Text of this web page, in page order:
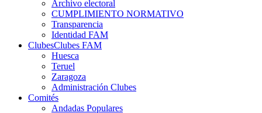
Archivo electoral
CUMPLIMIENTO NORMATIVO
Transparencia
Identidad FAM
ClubesClubes FAM
Huesca
Teruel
Zaragoza
Administración Clubes
Comités
Andadas Populares